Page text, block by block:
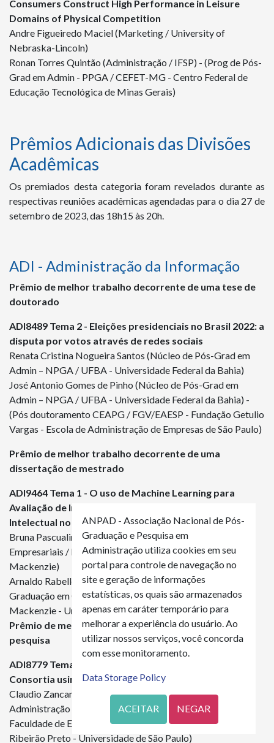
Consumers Construct High Performance in Leisure
Domains of Physical Competition
Andre Figueiredo Maciel (Marketing / University of
Nebraska-Lincoln)
Ronan Torres Quintão (Administração / IFSP) - (Prog de Pós-
Grad em Admin - PPGA / CEFET-MG - Centro Federal de
Educação Tecnológica de Minas Gerais)
Prêmios Adicionais das Divisões
Acadêmicas
Os premiados desta categoria foram revelados durante as
respectivas reuniões acadêmicas agendadas para o dia 27 de
setembro de 2023, das 18h15 às 20h.
ADI - Administração da Informação
Prêmio de melhor trabalho decorrente de uma tese de
doutorado
ADI8489 Tema 2 - Eleições presidenciais no Brasil 2022: a
disputa por votos através de redes sociais
Renata Cristina Nogueira Santos (Núcleo de Pós-Grad em
Admin – NPGA / UFBA - Universidade Federal da Bahia)
José Antonio Gomes de Pinho (Núcleo de Pós-Grad em
Admin – NPGA / UFBA - Universidade Federal da Bahia) -
(Pós doutoramento CEAPG / FGV/EAESP - Fundação Getulio
Vargas - Escola de Administração de Empresas de São Paulo)
Prêmio de melhor trabalho decorrente de uma
dissertação de mestrado
ADI9464 Tema 1 - O uso de Machine Learning para
Avaliação de Impactos da Divulgação sobre Capital
Intelectual no Underpricing de IPOs no Brasil
Bruna Pascualin Tonon (Controladoria e Finanças
Empresariais / Mackenzie - Universidade Presbiteriana
Mackenzie)
Arnaldo Rabello de Aguiar Vallim Filho (Programa de Pós
Graduação em Controladoria e Finanças Empresariais /
Mackenzie - Universidade Presbiteriana Mackenzie)
Prêmio de melhor trabalho com base em projeto de
pesquisa
ADI8779 Tema 3 - Managing Inter-municipal Health
Consortia using Artificial Intelligence (AI)
Claudio Zancan (Programa de Pós-Graduação em
Administração de Organizações - PPGAO / FEA-RP/USP -
Faculdade de Economia, Administração e Contabilidade de
Ribeirão Preto - Universidade de São Paulo)
ANPAD - Associação Nacional de Pós-
Graduação e Pesquisa em
Administração utiliza cookies em seu
portal para controle de navegação no
site e geração de informações
estatísticas, os quais são armazenados
apenas em caráter temporário para
melhorar a experiência do usuário. Ao
utilizar nossos serviços, você concorda
com esse monitoramento.
Data Storage Policy
ACEITAR NEGAR